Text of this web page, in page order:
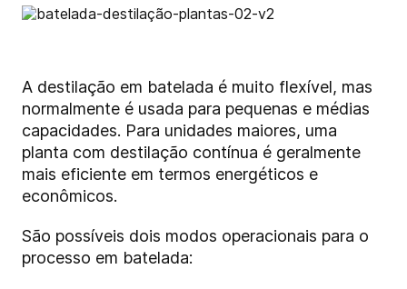
A destilação em batelada é muito flexível, mas
normalmente é usada para pequenas e médias
capacidades. Para unidades maiores, uma
planta com destilação contínua é geralmente
mais eficiente em termos energéticos e
econômicos.
São possíveis dois modos operacionais para o
processo em batelada: